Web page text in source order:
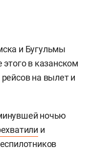
и Бугульмы
в казанском
на вылет и
ночью
и